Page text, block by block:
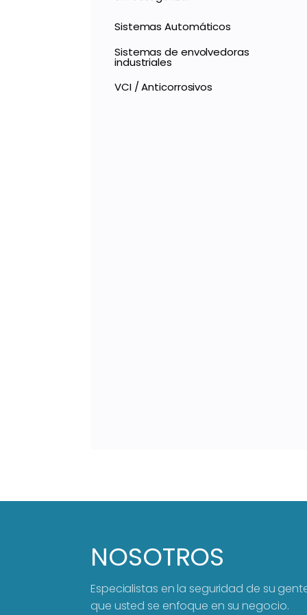
Sistemas Automáticos
Sistemas de envolvedoras
industriales
VCI / Anticorrosivos
NOSOTROS
Especialistas en la seguridad de su
que usted se enfoque en su negocio.